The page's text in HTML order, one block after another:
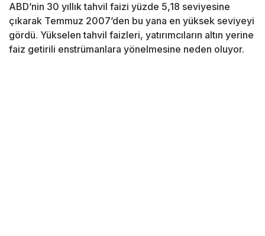
ABD’nin 30 yıllık tahvil faizi yüzde 5,18 seviyesine
çıkarak Temmuz 2007’den bu yana en yüksek seviyeyi
gördü. Yükselen tahvil faizleri, yatırımcıların altın yerine
faiz getirili enstrümanlara yönelmesine neden oluyor.